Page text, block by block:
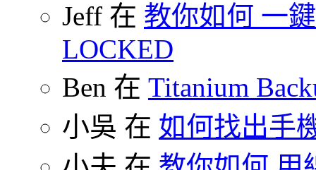
Jeff 在 教你如何 一
LOCKED
Ben 在 Titanium
小吳 在 如何找出手